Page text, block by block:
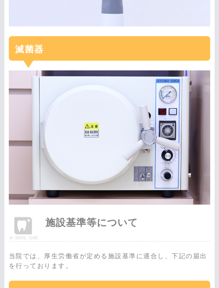
滅菌器
施設基準等について
当院では、厚生労働省が定める施設基準に適合し、下記の届出
を行っております。